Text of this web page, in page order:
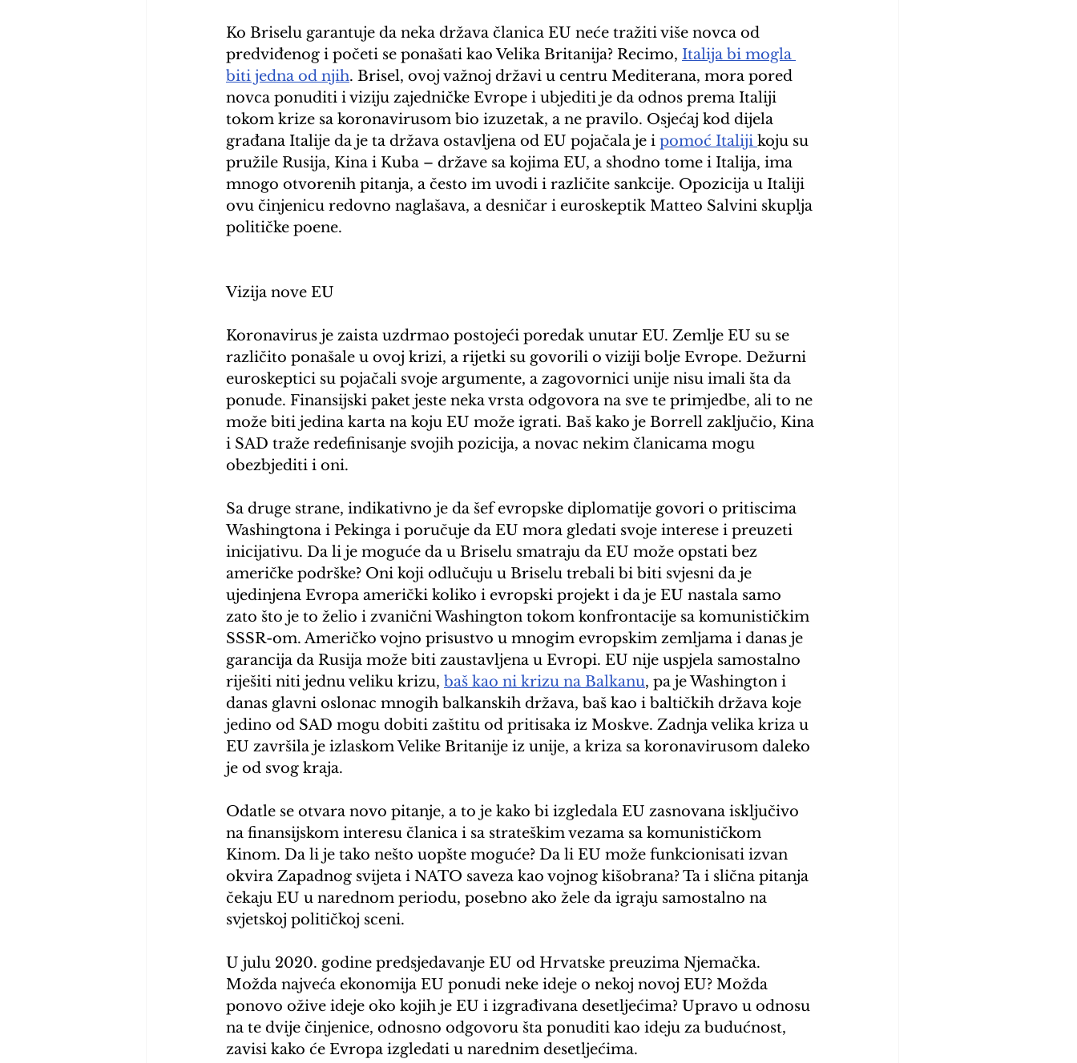
Ko Briselu garantuje da neka država članica EU neće tražiti više novca od
predviđenog i početi se ponašati kao Velika Britanija? Recimo, Italija bi mogla
biti jedna od njih. Brisel, ovoj važnoj državi u centru Mediterana, mora pored
novca ponuditi i viziju zajedničke Evrope i ubjediti je da odnos prema Italiji
tokom krize sa koronavirusom bio izuzetak, a ne pravilo. Osjećaj kod dijela
građana Italije da je ta država ostavljena od EU pojačala je i pomoć Italiji koju su
pružile Rusija, Kina i Kuba – države sa kojima EU, a shodno tome i Italija, ima
mnogo otvorenih pitanja, a često im uvodi i različite sankcije. Opozicija u Italiji
ovu činjenicu redovno naglašava, a desničar i euroskeptik Matteo Salvini skuplja
političke poene.
Vizija nove EU
Koronavirus je zaista uzdrmao postojeći poredak unutar EU. Zemlje EU su se
različito ponašale u ovoj krizi, a rijetki su govorili o viziji bolje Evrope. Dežurni
euroskeptici su pojačali svoje argumente, a zagovornici unije nisu imali šta da
ponude. Finansijski paket jeste neka vrsta odgovora na sve te primjedbe, ali to ne
može biti jedina karta na koju EU može igrati. Baš kako je Borrell zaključio, Kina
i SAD traže redefinisanje svojih pozicija, a novac nekim članicama mogu
obezbjediti i oni.
Sa druge strane, indikativno je da šef evropske diplomatije govori o pritiscima
Washingtona i Pekinga i poručuje da EU mora gledati svoje interese i preuzeti
inicijativu. Da li je moguće da u Briselu smatraju da EU može opstati bez
američke podrške? Oni koji odlučuju u Briselu trebali bi biti svjesni da je
ujedinjena Evropa američki koliko i evropski projekt i da je EU nastala samo
zato što je to želio i zvanični Washington tokom konfrontacije sa komunističkim
SSSR-om. Američko vojno prisustvo u mnogim evropskim zemljama i danas je
garancija da Rusija može biti zaustavljena u Evropi. EU nije uspjela samostalno
riješiti niti jednu veliku krizu, baš kao ni krizu na Balkanu, pa je Washington i
danas glavni oslonac mnogih balkanskih država, baš kao i baltičkih država koje
jedino od SAD mogu dobiti zaštitu od pritisaka iz Moskve. Zadnja velika kriza u
EU završila je izlaskom Velike Britanije iz unije, a kriza sa koronavirusom daleko
je od svog kraja.
Odatle se otvara novo pitanje, a to je kako bi izgledala EU zasnovana isključivo
na finansijskom interesu članica i sa strateškim vezama sa komunističkom
Kinom. Da li je tako nešto uopšte moguće? Da li EU može funkcionisati izvan
okvira Zapadnog svijeta i NATO saveza kao vojnog kišobrana? Ta i slična pitanja
čekaju EU u narednom periodu, posebno ako žele da igraju samostalno na
svjetskoj političkoj sceni.
U julu 2020. godine predsjedavanje EU od Hrvatske preuzima Njemačka.
Možda najveća ekonomija EU ponudi neke ideje o nekoj novoj EU? Možda
ponovo ožive ideje oko kojih je EU i izgrađivana desetljećima? Upravo u odnosu
na te dvije činjenice, odnosno odgovoru šta ponuditi kao ideju za budućnost,
zavisi kako će Evropa izgledati u narednim desetljećima.